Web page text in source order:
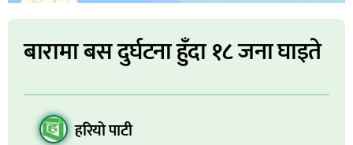
बारामा बस दुर्घटना हुँदा १८ जना घाइते
हरियो पाटी